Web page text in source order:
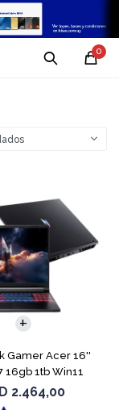
0
Gamer Acer 16''
16gb 1tb Win11
Rtx5070
2.464,00
COMPARAR